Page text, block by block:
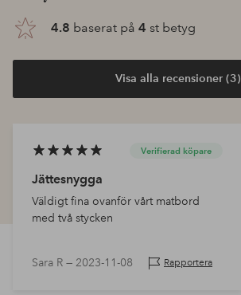
4.8 baserat på 4 st betyg
Visa alla recensioner (3)
Verifierad köpare
Jättesnygga
Väldigt fina ovanför vårt matbord
med två stycken
Sara R — 2023-11-08 Rapportera